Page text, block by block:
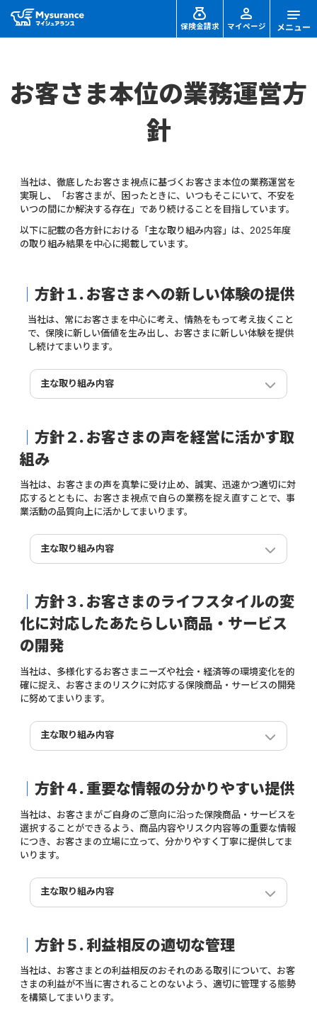
保険金請求 マイページ
お客さま本位の業務運営方
針
当社は、徹底したお客さま視点に基づくお客さま本位の業務運営を
実現し、「お客さまが、困ったときに、いつもそこにいて、不安を
いつの間にか解決する存在」であり続けることを目指しています。
以下に記載の各方針における「主な取り組み内容」は、2025年度
の取り組み結果を中心に掲載しています。
方針１. お客さまへの新しい体験の提供
当社は、常にお客さまを中心に考え、情熱をもって考え抜くこと
で、保険に新しい価値を生み出し、お客さまに新しい体験を提供
し続けてまいります。
主な取り組み内容
当社は、2025年3月に提供を開始した「推し活キャンセ
ル保険」を通じて、推しを愛するすべての方々が、安心
して推し活を楽しめるよう、新たな価値創造に取り組ん
でまいりました。こうした独自の取り組みが多方面から
評価され、「2025年度グッドデザイン賞」をはじめ、
「プレスリリースアワード2025 イノベーティブ賞」、
ン部門」、「第12回 少額短期保険大賞」の４つの栄えあ
る賞をいただきました。
【グッドデザイン賞 審査員コメント】
「本取組は、保険という堅い金融商品を「推し活」とい
う文化的文脈に翻訳し直すことで、新しいユーザー接点
を創出した点が秀逸である。専門用語をオタク用語に変
換し、四コマ漫画や実体験談を用いた専用サイトは、こ
れまで保険に関心を持ちにくかった若い世代にも共感と
自分事化を促す。単なるUI/UX改善にとどまらず、「保険
金＝損失補填」を「推しに再会するための軍資金」と再
たサービスデザインといえる。また、推し色に応じたUI
カスタマイズなど遊び心ある実装を通じ、企業の本気度
と文化への理解が伝わり、利用者からも支持を得てい
化をつなぐデザインの新たな可能性を示している。」
ニュースリリース⇒ LINK
愛車PROTECT トヨタのミニ車両保険 「日本のサー
PROTECT トヨタのミニ車両保険」が、公益財団法人日本
件中、保険業界で唯一選定されました。
今回の選定を契機に、一層の顧客体験の向上に努めると
ともに、取扱い可能なトヨタ販売店を引き続き拡大し、
より多くのお客さまに本保険をお届けできるよう取り組
んでまいります。
方針２. お客さまの声を経営に活かす取
組み
当社は、お客さまの声を真摯に受け止め、誠実、迅速かつ適切に対
応するとともに、お客さま視点で自らの業務を捉え直すことで、事
業活動の品質向上に活かしてまいります。
主な取り組み内容
「Travelキャンセル保険」は、発売以来累計100万件を突
破し、「旅行前も安心して過ごせた」というお声を多く
いただいております。一方、「ペットも家族の一員だか
ら、体調を崩して病院に連れていくためにキャンセルし
ました。 近年では、ペットを大切な家族として、共に過
ごす時間や旅行を楽しまれる方が増えています。そうし
たペットオーナーのみなさまの声を受け、この度ペット
ペットと楽しむ旅行のスタイルは、今後ますます多様化
していくことが見込まれます。当社は「Travelキャンセル
保険」の提供を通じ、こうした新しい旅のスタイルにも
づくりを目指してまいります。
ニュースリリース⇒ LINK
定単位を細分化してほしい」というお客さまの声を受
金額の設定が可能になりました。
方針３. お客さまのライフスタイルの変
化に対応したあたらしい商品・サービス
の開発
当社は、多様化するお客さまニーズや社会・経済等の環境変化を的
確に捉え、お客さまのリスクに対応する保険商品・サービスの開発
に努めてまいります。
主な取り組み内容
2025年度は、ANAX（海外旅行キャンセル保険）および
企業との提携を着実に推進しました。推進の中核となっ
たのが、当社独自のEmbedded導入スキーム「Tag-in」
です。
Tag-in
パートナー企業の開発リソース・コスト負担を極小化
し、短期間導入を実現します。
開できる点にあります。これにより、ホテル、地場旅行
会社、航空会社など、旅行に関わるあらゆる接点におい
てキャンセル保険の提供が可能となります。
今後はこの「Tag-in」の技術を、スマホ保険や賃貸物件
入居者向けの火災保険などの商品にも展開し、新しい顧
方針４. 重要な情報の分かりやすい提供
当社は、お客さまがご自身のご意向に沿った保険商品・サービスを
選択することができるよう、商品内容やリスク内容等の重要な情報
につき、お客さまの立場に立って、分かりやすく丁寧に提供してま
いります。
主な取り組み内容
（VI）を刷新し、新たなコーポレートロゴ、ブランドネ
導入しました。これは、「保険をもっと身近でわかりや
すいものにしたい」という創業以来の揺るがぬ意志と覚
悟を、お客さまにより明確にお伝えするための取り組み
方針５. 利益相反の適切な管理
当社は、お客さまとの利益相反のおそれのある取引について、お客
さまの利益が不当に害されることのないよう、適切に管理する態勢
を構築してまいります。